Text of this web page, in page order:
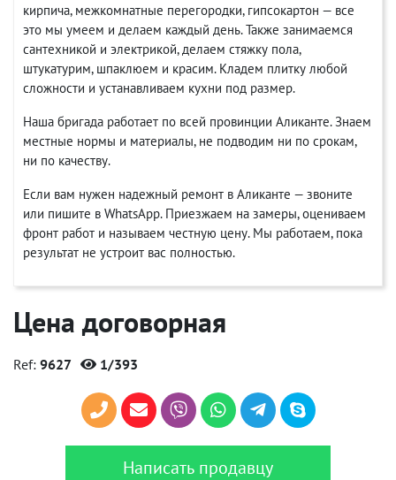
кирпича, межкомнатные перегородки, гипсокартон — все
это мы умеем и делаем каждый день. Также занимаемся
сантехникой и электрикой, делаем стяжку пола,
штукатурим, шпаклюем и красим. Кладем плитку любой
сложности и устанавливаем кухни под размер.
Наша бригада работает по всей провинции Аликанте. Знаем
местные нормы и материалы, не подводим ни по срокам,
ни по качеству.
Если вам нужен надежный ремонт в Аликанте — звоните
или пишите в WhatsApp. Приезжаем на замеры, оцениваем
фронт работ и называем честную цену. Мы работаем, пока
результат не устроит вас полностью.
Цена договорная
Ref: 9627 1/393
Написать продавцу